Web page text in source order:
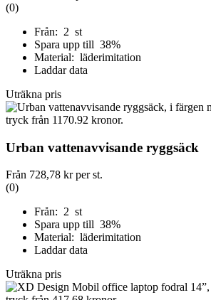
(0)
Från: 2 st
Spara upp till 38%
Material: läderimitation
Laddar data
Uträkna pris
Urban vattenavvisande ryggsäck
Från 728,78 krper st.
(0)
Från: 2 st
Spara upp till 38%
Material: läderimitation
Laddar data
Uträkna pris